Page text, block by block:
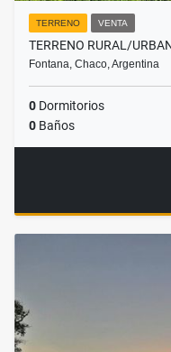
TERRENO VENTA
TERRENO RURAL/
Fontana, Chaco, Argentina
0 Dormitorios
0 Baños